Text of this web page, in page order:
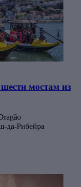
мостам из
да-Рибейра